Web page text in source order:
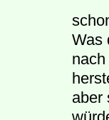
Was
aber